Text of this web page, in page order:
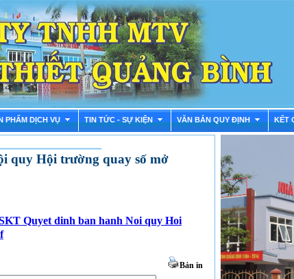
PHẨM DỊCH VỤ TIN TỨC - SỰ KIỆN VĂN BẢN QUY ĐỊNH KẾT
quy Hội trường quay số mở
Quyet dinh ban hanh Noi quy Hoi
Bản in